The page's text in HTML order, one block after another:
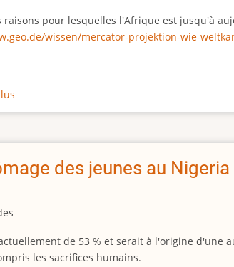
raisons pour lesquelles l'Afrique est jusqu'à
wissen/mercator-projektion-wie-
La
taille
l'Afriquedes jeunes au
de 53 % et serait à l'origine d'une
les sacrifices humains.